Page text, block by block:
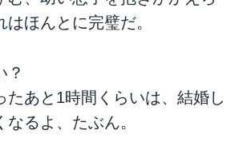
ほんとに完璧だ。
？
たあと1時間くらいは、結婚し
るよ、たぶん。